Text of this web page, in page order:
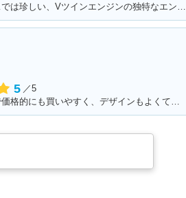
満足ポイント:中型クラスでは珍しい、Vツインエンジンの独特なエンジンサウンドは走っていて気持ちが良い。燃費、運動性能、乗り心地と、どれを取っても優秀で、街乗りからツーリングまで1台でこなせてしまう優等生。
5 ／5
満足ポイント:新車の中で価格的にも買いやすく、デザインもよくて購入しました。